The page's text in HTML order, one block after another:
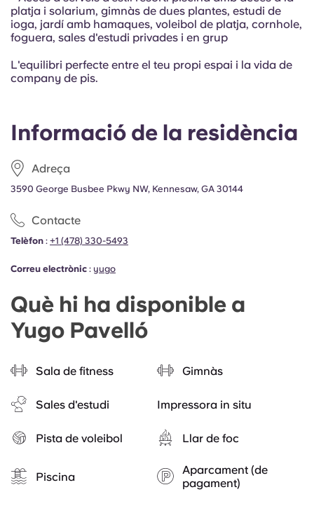
Informació de la residència
Adreça
3590 George Busbee Pkwy NW, Kennesaw, GA 30144
Contacte
Telèfon : +1 (478) 330-5493
Correu electrònic : yugo
Què hi ha disponible a
Yugo Pavelló
Sala de fitness Gimnàs
Sales d'estudi Impressora in situ
Pista de voleibol Llar de foc
Piscina
Aparcament (de
pagament)
platja i solarium, gimnàs de dues plantes, estudi de
ioga, jardí amb hamaques, voleibol de platja, cornhole,
foguera, sales d'estudi privades i en grup
L'equilibri perfecte entre el teu propi espai i la vida de
company de pis.